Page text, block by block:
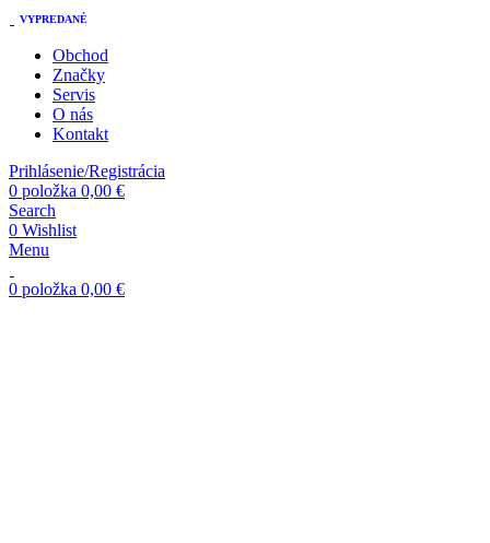
Obchod
Značky
Servis
O nás
Kontakt
Prihlásenie/Registrácia
0 položka 0,00 €
Search
0 Wishlist
Menu
0 položka 0,00 €
VYPREDANÉ